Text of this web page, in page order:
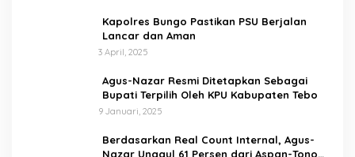
Kapolres Bungo Pastikan PSU Berjalan
Lancar dan Aman
3 April, 2025
Agus-Nazar Resmi Ditetapkan Sebagai
Bupati Terpilih Oleh KPU Kabupaten Tebo
9 Januari, 2025
Berdasarkan Real Count Internal, Agus-
Nazar Unggul 61 Persen dari Aspan-Tono